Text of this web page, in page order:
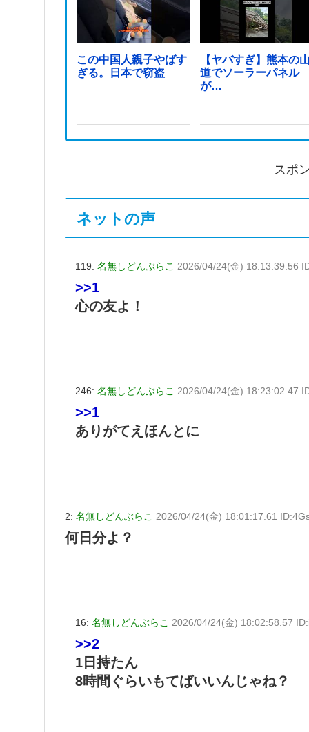
この中国人親子やばす
ぎる。日本で窃盗
【ヤバすぎ】熊本の
道でソーラーパネル
が…
スポ
ネットの声
119: 名無しどんぶらこ 2026/04/24(金) 18:13:39.56
>>1
心の友よ！
246: 名無しどんぶらこ 2026/04/24(金) 18:23:02.47
>>1
ありがてえほんとに
2: 名無しどんぶらこ 2026/04/24(金) 18:01:17.61
何日分よ？
16: 名無しどんぶらこ 2026/04/24(金) 18:02:58.57
>>2
1日持たん
8時間ぐらいもてばいいんじゃね？